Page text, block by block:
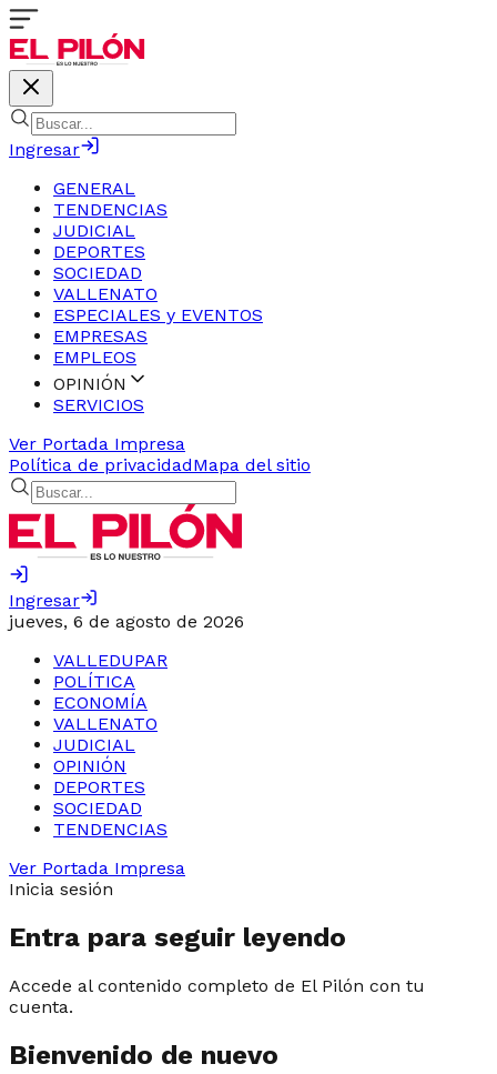
Ingresar
GENERAL
TENDENCIAS
JUDICIAL
DEPORTES
SOCIEDAD
VALLENATO
ESPECIALES y EVENTOS
EMPRESAS
EMPLEOS
OPINIÓN
SERVICIOS
Ver Portada Impresa
Política de privacidadMapa del sitio
Ingresar
jueves, 6 de agosto de 2026
VALLEDUPAR
POLÍTICA
ECONOMÍA
VALLENATO
JUDICIAL
OPINIÓN
DEPORTES
SOCIEDAD
TENDENCIAS
Ver Portada Impresa
Inicia sesión
Entra para seguir leyendo
Accede al contenido completo de El Pilón con tu
cuenta.
Bienvenido de nuevo